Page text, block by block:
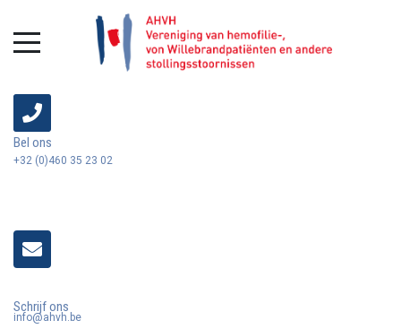
Bel ons
+32 (0)460 35 23 02
Schrijf ons
info@ahvh.be